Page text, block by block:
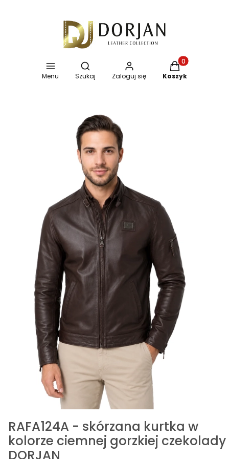
Menu
Otwórz wyszukiwarkę
Szukaj Zaloguj się
Produkty w
Koszyk
RAFA124A - skórzana kurtka w
kolorze ciemnej gorzkiej czekolady
DORJAN